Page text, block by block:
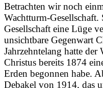
Betrachten wir noch
Wachtturm-
Gesellschaft eine Lüge
unsichtbare Gegenwart
Jahrzehntelang hatte
Christus bereits 1874
Erden begonnen habe.
Debakel von 1914, das